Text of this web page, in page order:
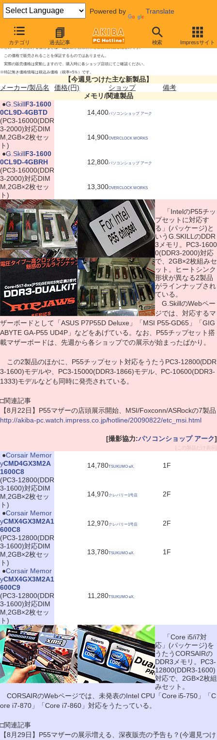
Powered by Translate
カテゴリ 過去記事 検索 Impressサイト
今週見つけた主な新製品2009年8月29日号
※このページにおける価格などは、編集部が店頭表示を独自に調査したものです。
この価格で販売されることを保証するものではありません。
実際の販売価格は変動しますので、購入時に各ショップ店頭にてご確認ください。
※特記無き価格情報は税込み価格（税率=5％）です。
【今週見つけた主な新製品】
メーカー/製品名
価格(円) ショップ
備考
メモリ/関連製品
●G.SkillF3-1600
0CL9D-4GBTD
(PC3-16000(DDR
3-2000)対応DIM
M,2GB×2枚セッ
ト)
14,400パソコンショップ アーク
14,900OVERCLOCK WORKS
●G.SkillF3-1600
0CL9D-4GBRH
(PC3-16000(DDR
3-2000)対応DIM
M,2GB×2枚セッ
ト)
12,800パソコンショップ アーク
13,300OVERCLOCK WORKS
「IntelのP55チッ
プセットに対応す
る」(パッケージ)と
いうG.SKILLのDDR
3メモリ。PC3-1600
0(DDR3-2000)対応
で、2GB×2枚組みセ
ット。ヒートシンク
形状が異なる2製品
がラインナップされ
ている。
G.SkillのWebペー
ジでは、対応するマ
ザーボードとして「ASUS P7P55D Deluxe」「MSI P55-GD65」「GIG
ABYTE GA-P55 UD4P」などをあげている。なお、P55チップセット搭
載マザーボードは、先週から各ショップでの展示が始まったばかり。
この2製品のほかに、P55チップセット対応をうたうPC3-12800(DDR
3-1600)モデルや、PC3-15000(DDR3-1866)モデル、PC-10600(DDR3-
1333)モデルなども同時に発売されている。
□関連記事
【8月22日】P55マザーの店頭展示開始、MSI/Foxconn/ASRockの7製品
http://akiba-pc.watch.impress.co.jp/hotline/20090822/etc_msi.html
[撮影協力:パソコンショップ アーク]
[この製品だけ表示]
●Corsair Memor
yCMD4GX3M2A
1600C8
(PC3-12800(DDR
3-1600)対応DIM
M,2GB×2枚セッ
ト)
14,780TSUKUMO eX. 1F
14,970クレバリー1号店 2F
●Corsair Memor
yCMX4GX3M2A1
600C8
(PC3-12800(DDR
3-1600)対応DIM
M,2GB×2枚セッ
ト)
12,970クレバリー1号店 2F
13,780TSUKUMO eX. 1F
●Corsair Memor
yCMX4GX3M2A1
600C9
(PC3-12800(DDR
3-1600)対応DIM
M,2GB×2枚セッ
ト)
11,280TSUKUMO eX.
「Core i5/i7対
応」(パッケージ)を
うたうCORSAIRの
DDR3メモリ。PC3-
12800(DDR3-1600)
対応で、2GB×2枚組
みセット。
CORSAIRのWebページでは、未発表のIntel CPU「Core i5-750」「C
ore i7-870」「Core i7-860」対応をうたっている。
□関連記事
【8月29日】P55マザーの展示増える、深夜販売の予告も？(今週見つけ